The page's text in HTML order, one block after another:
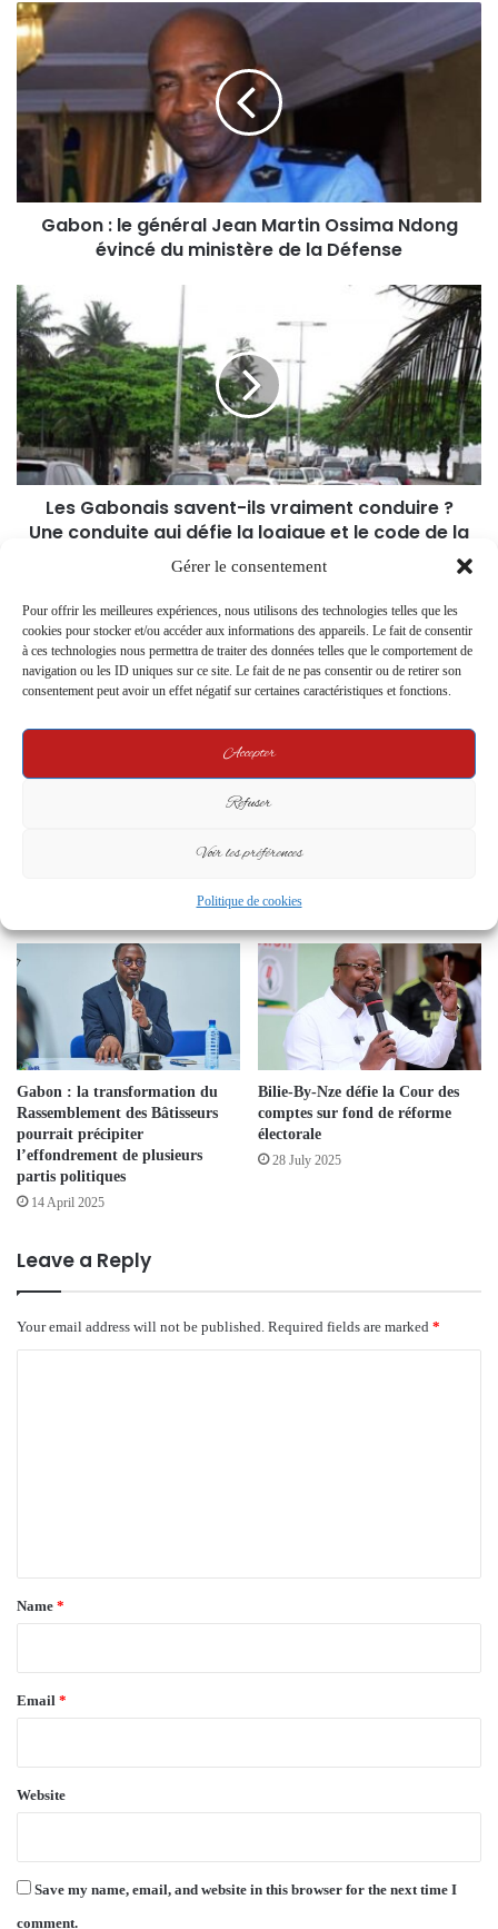
Gérer le consentement
Pour offrir les meilleures expériences, nous utilisons des technologies telles que les
cookies pour stocker et/ou accéder aux informations des appareils. Le fait de consentir
à ces technologies nous permettra de traiter des données telles que le comportement de
navigation ou les ID uniques sur ce site. Le fait de ne pas consentir ou de retirer son
consentement peut avoir un effet négatif sur certaines caractéristiques et fonctions.
Accepter
Refuser
Voir les préférences
Politique de cookies
Gabon : le général Jean Martin Ossima Ndong
évincé du ministère de la Défense
Les Gabonais savent-ils vraiment conduire ?
Une conduite qui défie la logique et le code de la
Related Articles
la mémoire de Joseph
19 March 2025
Gabon : la transformation du
Rassemblement des Bâtisseurs
pourrait précipiter
l’effondrement de plusieurs
partis politiques
14 April 2025
Bilie-By-Nze défie la Cour des
comptes sur fond de réforme
électorale
28 July 2025
Leave a Reply
Your email address will not be published. Required fields are marked *
*
Name *
Email *
Website
Save my name, email, and website in this browser for the next time I
comment.